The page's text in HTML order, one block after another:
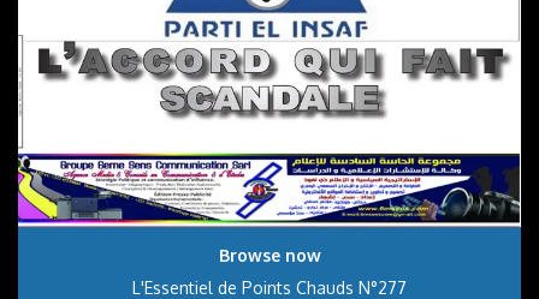
Browse now
L'Essentiel de Points Chauds N°277